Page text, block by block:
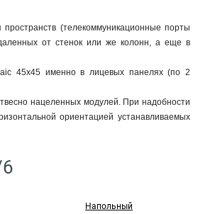
(телекоммуникационные порты
от стенок или же колонн, а еще в
45x45 именно в лицевых панелях (по 2
нацеленных модулей. При надобности
ориентацией устанавливаемых
Напольный